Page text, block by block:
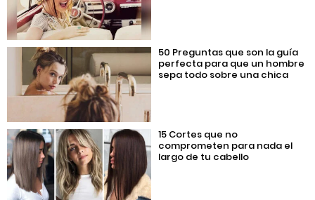
50 Preguntas que son la guía
perfecta para que un hombre
sepa todo sobre una chica
15 Cortes que no
comprometen para nada el
largo de tu cabello